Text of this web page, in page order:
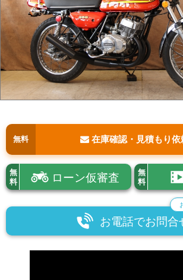
無料 在庫確認・見積もり依
無
料
ローン仮審査
無
料
お電話でお問合